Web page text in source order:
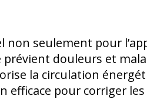
non seulement pour
douleurs et
la circulation
pour corriger